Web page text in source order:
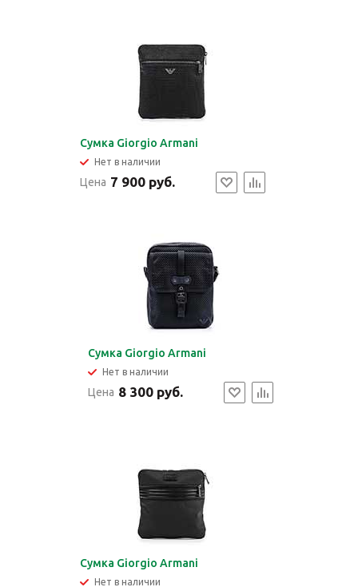
Сумка Giorgio Armani
Нет в наличии
Цена 7 900 руб.
Сумка Giorgio Armani
Нет в наличии
Цена 8 300 руб.
Сумка Giorgio Armani
Нет в наличии